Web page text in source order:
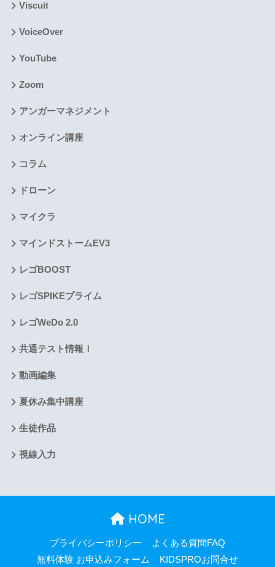
Viscuit
VoiceOver
YouTube
Zoom
アンガーマネジメント
オンライン講座
コラム
ドローン
マイクラ
マインドストームEV3
レゴBOOST
レゴSPIKEプライム
レゴWeDo 2.0
共通テスト情報Ⅰ
動画編集
夏休み集中講座
生徒作品
視線入力
HOME
プライバシーポリシー
よくある質問FAQ
無料体験 お申込みフォーム
KIDSPROお問合せ